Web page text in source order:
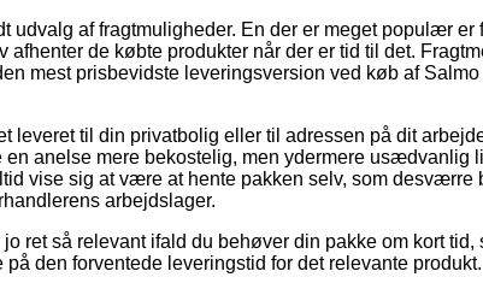
udvalg af fragtmuligheder. En der er meget populær er
afhenter de købte produkter når der er tid til det.
mest prisbevidste leveringsversion ved køb af Salmo
leveret til din privatbolig eller til adressen på dit
anelse mere bekostelig, men ydermere usædvanlig
vise sig at være at hente pakken selv, som desværre
arbejdslager.
ret så relevant ifald du behøver din pakke om kort tid,
den forventede leveringstid for det relevante produkt.